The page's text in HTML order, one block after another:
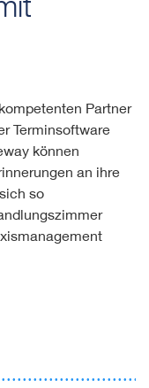
Partner
Terminsoftware
können
an ihre
so